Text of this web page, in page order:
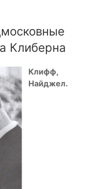
Клиберна
Клифф,
Найджел.